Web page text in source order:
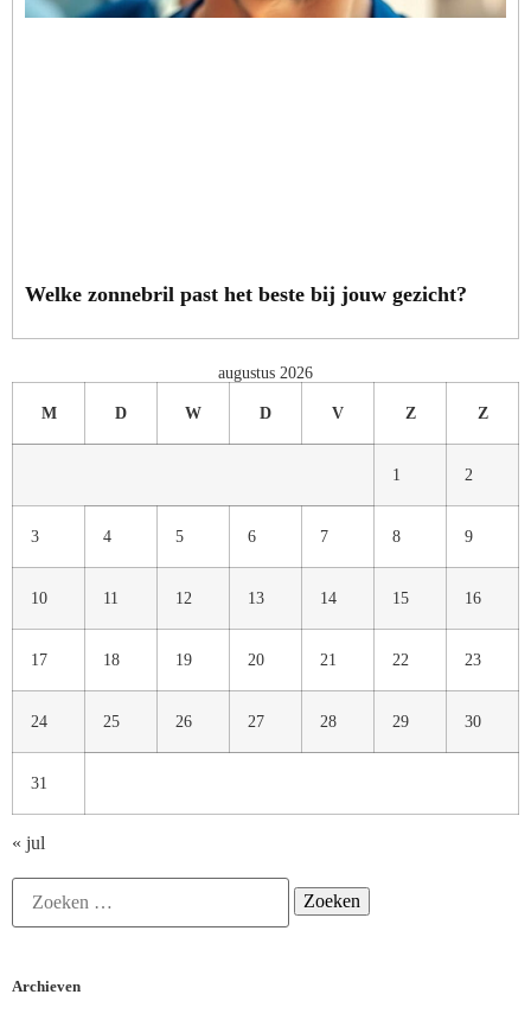
Welke zonnebril past het beste bij jouw gezicht?
augustus 2026
M D W D V Z Z
1 2
3 4 5 6 7 8 9
10 11 12 13 14 15 16
17 18 19 20 21 22 23
24 25 26 27 28 29 30
31
« jul
Archieven